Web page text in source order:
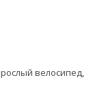
велосипед,